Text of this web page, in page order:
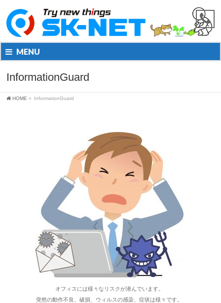
MENU
InformationGuard
HOME » InformationGuard
オフィスには様々なリスクが潜んでいます。
突然の動作不良、破損、ウィルスの感染、症状は様々です。